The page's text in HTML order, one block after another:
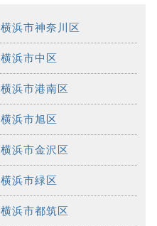
横浜市神奈川区
横浜市中区
横浜市港南区
横浜市旭区
横浜市金沢区
横浜市緑区
横浜市都筑区